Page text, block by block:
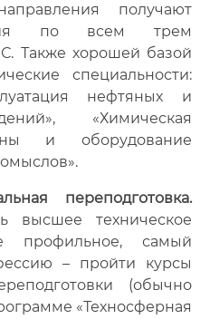
получают
по всем трем
Также хорошей базой
специальности:
нефтяных и
«Химическая
и оборудование
переподготовка.
высшее техническое
профильное, самый
– пройти курсы
(обычно
«Техносферная